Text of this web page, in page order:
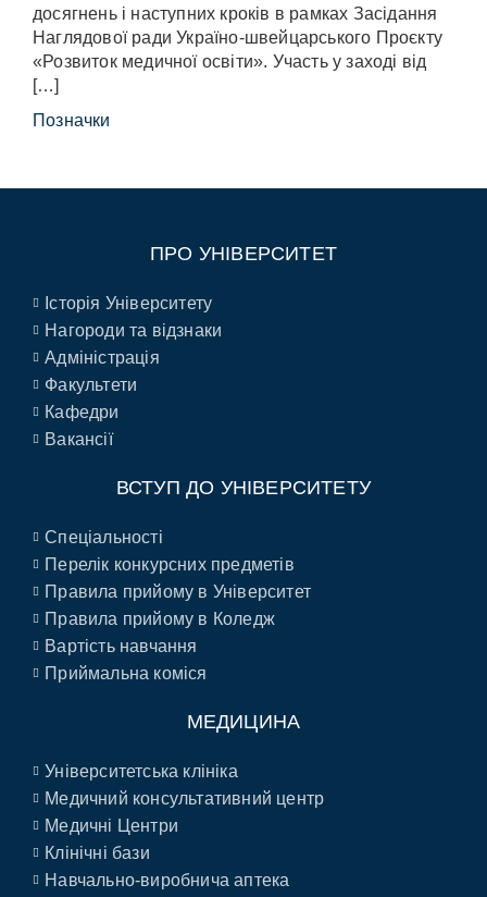
досягнень і наступних кроків в рамках Засідання
Наглядової ради Україно-швейцарського Проєкту
«Розвиток медичної освіти». Участь у заході від
[…]
Позначки
ПРО УНІВЕРСИТЕТ
Історія Університету
Нагороди та відзнаки
Адміністрація
Факультети
Кафедри
Вакансії
ВСТУП ДО УНІВЕРСИТЕТУ
Спеціальності
Перелік конкурсних предметів
Правила прийому в Університет
Правила прийому в Коледж
Вартість навчання
Приймальна коміся
МЕДИЦИНА
Університетська клініка
Медичний консультативний центр
Медичні Центри
Клінічні бази
Навчально-виробнича аптека